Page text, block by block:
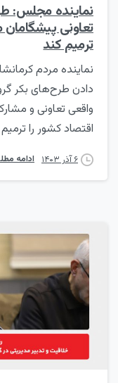
نماینده مجلس:
تعاونی
ترمیم کند
نماینده مردم
دادن طرح‌های بکر
واقعی تعاونی و
اقتصاد کشور را
۶ آذر ۱۴۰۳ ادامه